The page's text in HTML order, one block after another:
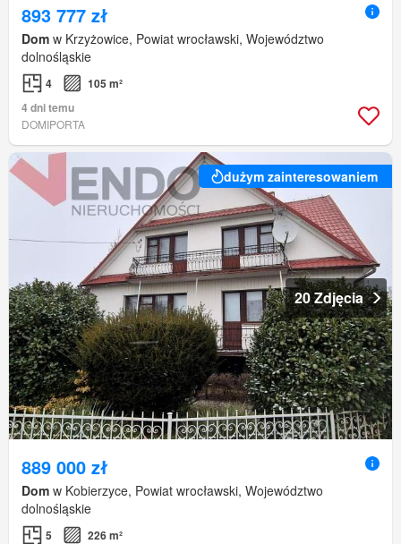
893 777 zł
Dom w Krzyżowice, Powiat wrocławski, Województwo
dolnośląskie
4
105 m²
4 dni temu
DOMIPORTA
dużym zainteresowaniem
20 Zdjęcia
889 000 zł
Dom w Kobierzyce, Powiat wrocławski, Województwo
dolnośląskie
5 226 m²